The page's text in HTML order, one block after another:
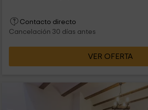
Contacto directo
Cancelación 30 días antes
VER OFERTA